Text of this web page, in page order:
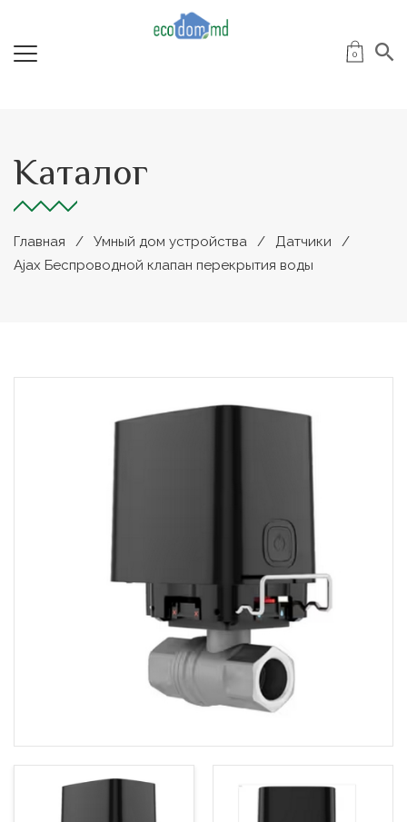
0
Каталог
Главная Умный дом устройства
Датчики
Ajax Беспроводной клапан перекрытия воды